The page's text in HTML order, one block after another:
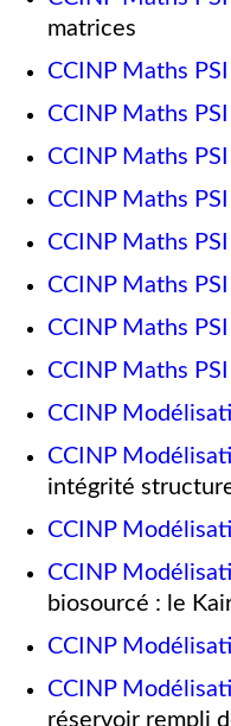
matrices
CCINP Maths
CCINP Maths
CCINP Maths
CCINP Maths
CCINP Maths
CCINP Maths
CCINP Maths
CCINP Maths
CCINP
CCINP
intégrité
CCINP
CCINP
biosourcé : le
CCINP
CCINP
réservoir rempli